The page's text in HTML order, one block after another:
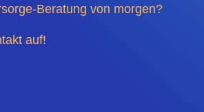
Beratung von morgen?
auf!